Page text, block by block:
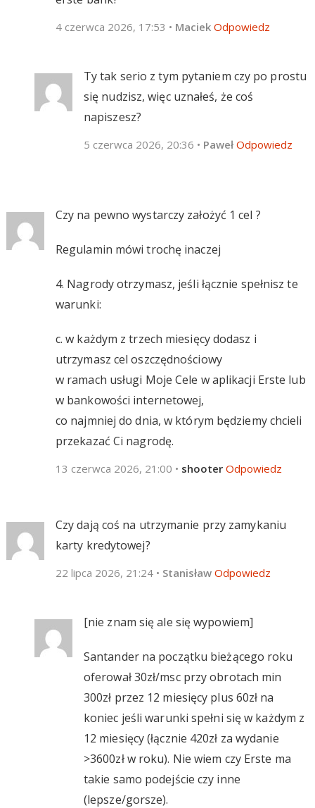
4 czerwca 2026, 17:53 • Maciek Odpowiedz
Ty tak serio z tym pytaniem czy po prostu
się nudzisz, więc uznałeś, że coś
napiszesz?
5 czerwca 2026, 20:36 • Paweł Odpowiedz
Czy na pewno wystarczy założyć 1 cel ?
Regulamin mówi trochę inaczej
4. Nagrody otrzymasz, jeśli łącznie spełnisz te
warunki:
c. w każdym z trzech miesięcy dodasz i
utrzymasz cel oszczędnościowy
w ramach usługi Moje Cele w aplikacji Erste lub
w bankowości internetowej,
co najmniej do dnia, w którym będziemy chcieli
przekazać Ci nagrodę.
13 czerwca 2026, 21:00 • shooter Odpowiedz
Czy dają coś na utrzymanie przy zamykaniu
karty kredytowej?
22 lipca 2026, 21:24 • Stanisław Odpowiedz
[nie znam się ale się wypowiem]
Santander na początku bieżącego roku
oferował 30zł/msc przy obrotach min
300zł przez 12 miesięcy plus 60zł na
koniec jeśli warunki spełni się w każdym z
12 miesięcy (łącznie 420zł za wydanie
>3600zł w roku). Nie wiem czy Erste ma
takie samo podejście czy inne
(lepsze/gorsze).